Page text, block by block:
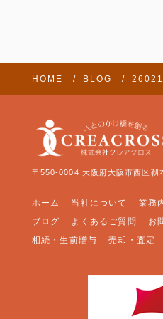
HOME BLOG
〒550-0004 大阪府大阪市西区靱
ホーム 当社について 業務
ブログ
よくあるご質問 お
相続・生前贈与
売却・査定